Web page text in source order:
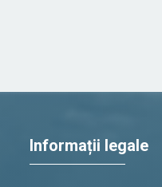
Informații legale